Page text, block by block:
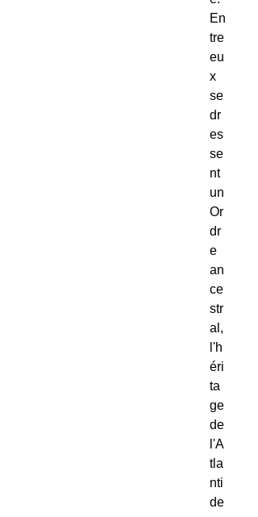
En
tre
eu
x
se
dr
es
se
nt
un
Or
dr
e
an
ce
str
al,
l'h
éri
ta
ge
de
l'A
tla
nti
de